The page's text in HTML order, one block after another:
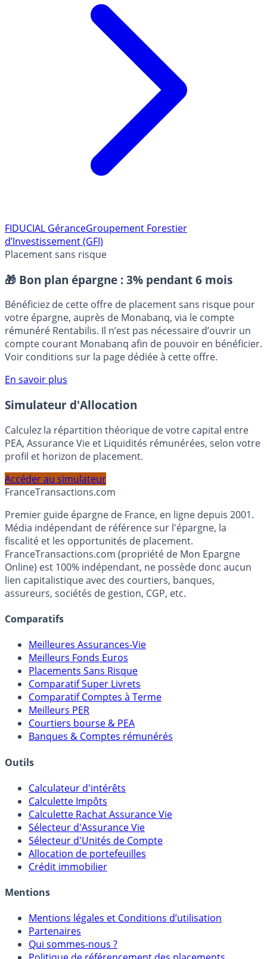
FIDUCIAL GéranceGroupement Forestier
Placement sans risque
🎁 Bon plan épargne : 3% pendant 6 mois
Bénéficiez de cette offre de placement sans risque pour
votre épargne, auprès de Monabanq, via le compte
rémunéré Rentabilis. Il n’est pas nécessaire d’ouvrir un
Voir conditions sur la page dédiée à cette offre.
En savoir plus
Simulateur d'Allocation
Calculez la répartition théorique de votre capital entre
profil et horizon de placement.
FranceTransactions.com
Premier guide épargne de France, en ligne depuis 2001.
Média indépendant de référence sur l'épargne, la
fiscalité et les opportunités de placement.
FranceTransactions.com (propriété de Mon Epargne
Online) est 100% indépendant, ne possède donc aucun
assureurs, sociétés de gestion, CGP, etc.
Comparatifs
Meilleures Assurances-Vie
Meilleurs Fonds Euros
Placements Sans Risque
Comparatif Super Livrets
Comparatif Comptes à Terme
Meilleurs PER
Banques & Comptes rémunérés
Outils
Calculateur d'intérêts
Calculette Impôts
Calculette Rachat Assurance Vie
Sélecteur d'Assurance Vie
Sélecteur d'Unités de Compte
Crédit immobilier
Mentions
Mentions légales et Conditions d’utilisation
Partenaires